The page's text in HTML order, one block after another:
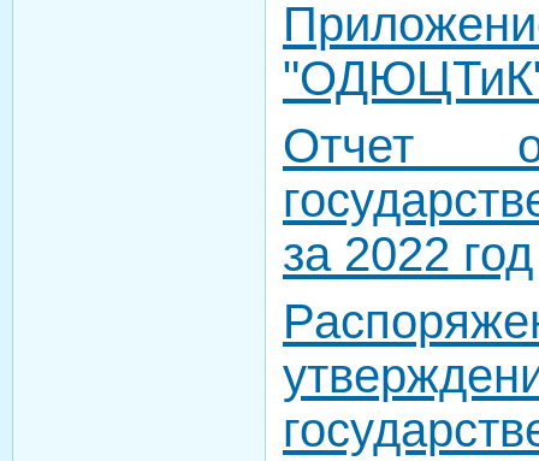
Отчет
за 2022 год